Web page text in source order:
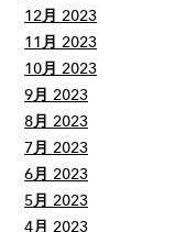
12月 2023
11月 2023
10月 2023
9月 2023
8月 2023
7月 2023
6月 2023
5月 2023
4月 2023